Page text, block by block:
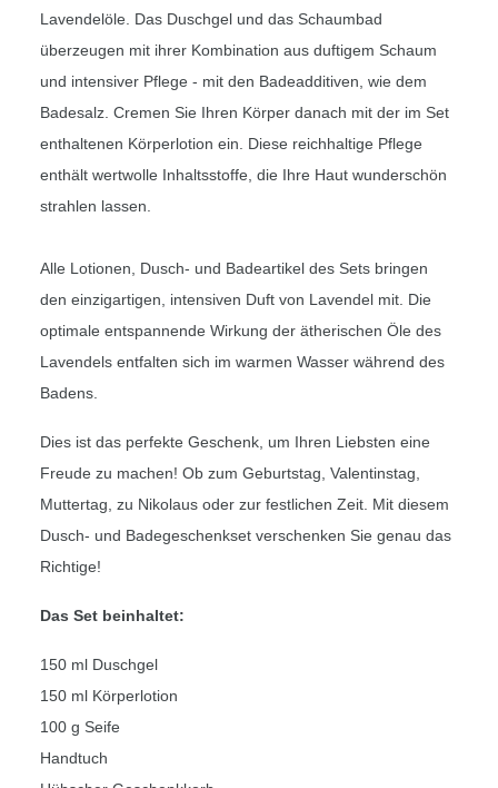
Lavendelöle. Das Duschgel und das Schaumbad
überzeugen mit ihrer Kombination aus duftigem Schaum
und intensiver Pflege - mit den Badeadditiven, wie dem
Badesalz. Cremen Sie Ihren Körper danach mit der im Set
enthaltenen Körperlotion ein. Diese reichhaltige Pflege
enthält wertwolle Inhaltsstoffe, die Ihre Haut wunderschön
strahlen lassen.
Alle Lotionen, Dusch- und Badeartikel des Sets bringen
den einzigartigen, intensiven Duft von Lavendel mit. Die
optimale entspannende Wirkung der ätherischen Öle des
Lavendels entfalten sich im warmen Wasser während des
Badens.
Dies ist das perfekte Geschenk, um Ihren Liebsten eine
Freude zu machen! Ob zum Geburtstag, Valentinstag,
Muttertag, zu Nikolaus oder zur festlichen Zeit. Mit diesem
Dusch- und Badegeschenkset verschenken Sie genau das
Richtige!
Das Set beinhaltet:
150 ml Duschgel
150 ml Körperlotion
100 g Seife
Handtuch